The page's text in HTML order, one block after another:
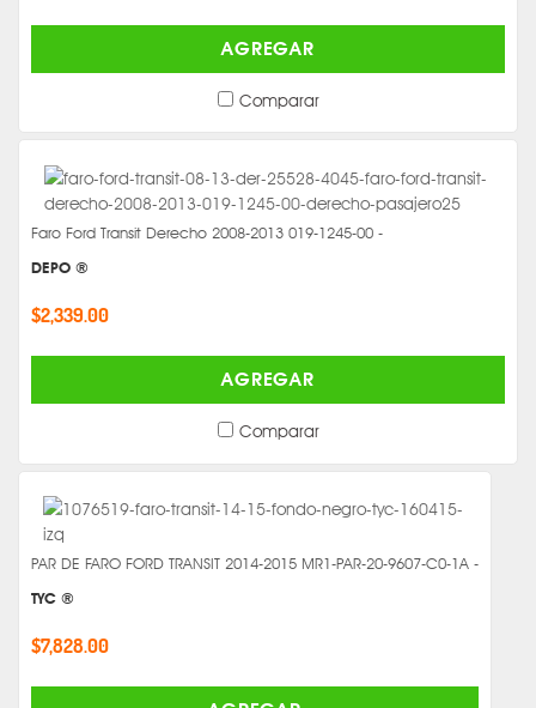
AGREGAR
Comparar
Faro Ford Transit Derecho 2008-2013 019-1245-00 -
DEPO ®
$2,339.00
AGREGAR
Comparar
PAR DE FARO FORD TRANSIT 2014-2015 MR1-PAR-20-9607-C0-1A -
TYC ®
$7,828.00